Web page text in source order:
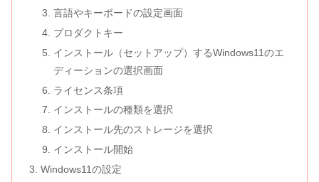
言語やキーボードの設定画面
プロダクトキー
インストール（セットアップ）するWindows11のエ
ディーションの選択画面
ライセンス条項
インストールの種類を選択
インストール先のストレージを選択
インストール開始
Windows11の設定